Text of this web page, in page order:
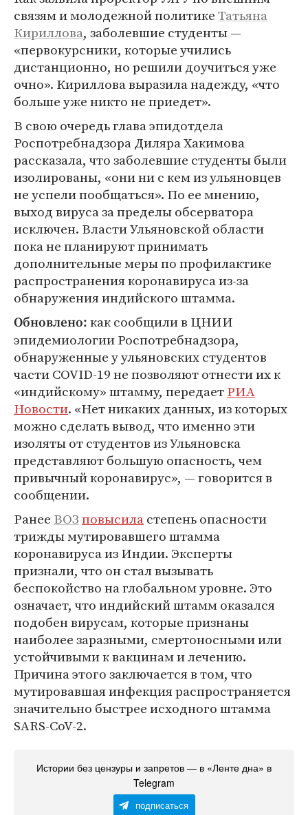
связям и молодежной политикеТатьяна
Кириллова, заболевшие студенты —
«первокурсники, которые учились
дистанционно, но решили доучиться уже
очно». Кириллова выразила надежду, «что
больше уже никто не приедет».
В свою очередь глава эпидотдела
Роспотребнадзора Диляра Хакимова
рассказала, что заболевшие студенты были
изолированы, «они ни с кем из ульяновцев
не успели пообщаться». По ее мнению,
выход вируса за пределы обсерватора
исключен. Власти Ульяновской области
пока не планируют принимать
дополнительные меры по профилактике
распространения коронавируса из-за
обнаружения индийского штамма.
Обновлено: как сообщили в ЦНИИ
эпидемиологии Роспотребнадзора,
обнаруженные у ульяновских студентов
части COVID-19 не позволяют отнести их к
«индийскому» штамму, передаетРИА
Новости. «Нет никаких данных, из которых
можно сделать вывод, что именно эти
изоляты от студентов из Ульяновска
представляют большую опасность, чем
привычный коронавирус», — говорится в
сообщении.
Ранее ВОЗповысиластепень опасности
трижды мутировавшего штамма
коронавируса из Индии. Эксперты
признали, что он стал вызывать
беспокойство на глобальном уровне. Это
означает, что индийский штамм оказался
подобен вирусам, которые признаны
наиболее заразными, смертоносными или
устойчивыми к вакцинам и лечению.
Причина этого заключается в том, что
мутировавшая инфекция распространяется
значительно быстрее исходного штамма
SARS-CoV-2.
Истории без цензуры и запретов — в «Ленте дна» в
Telegram
подписаться